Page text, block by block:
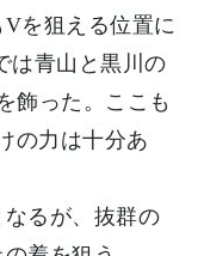
を狙える位置に
は青山と黒川の
飾った。ここも
の力は十分あ
るが、抜群の